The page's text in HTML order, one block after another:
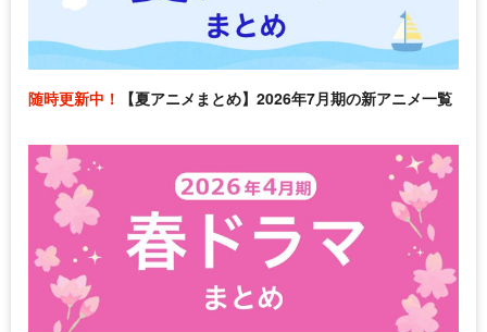
随時更新中！ 【夏アニメまとめ】2026年7月期の新アニメ一覧